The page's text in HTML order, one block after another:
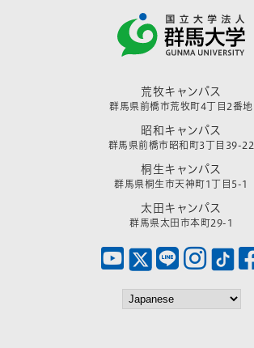
荒牧キャンパス
群馬県前橋市荒牧町4丁目2番地
昭和キャンパス
群馬県前橋市昭和町3丁目39-22
桐生キャンパス
群馬県桐生市天神町1丁目5-1
太田キャンパス
群馬県太田市本町29-1